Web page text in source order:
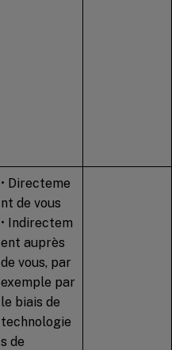
• Directeme
nt de vous
• Indirectem
ent auprès
de vous, par
exemple par
le biais de
technologie
s de